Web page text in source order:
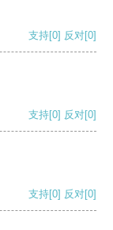
支持[0] 反对[0]
支持[0] 反对[0]
支持[0] 反对[0]